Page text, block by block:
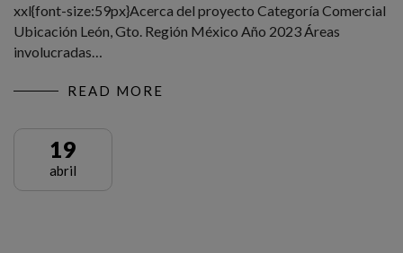
xxl{font-size:59px}Acerca del proyecto Categoría Comercial
Ubicación León, Gto. Región México Año 2023 Áreas
involucradas…
READ MORE
19
abril